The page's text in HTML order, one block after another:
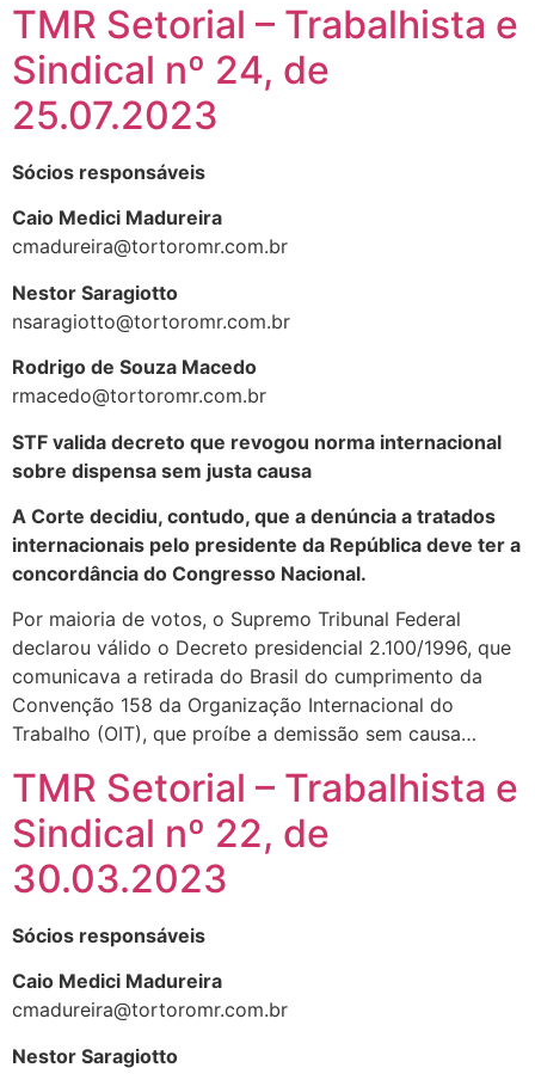
TMR Setorial – Trabalhista e
Sindical nº 24, de
25.07.2023
Sócios responsáveis
Caio Medici Madureira
cmadureira@tortoromr.com.br
Nestor Saragiotto
nsaragiotto@tortoromr.com.br
Rodrigo de Souza Macedo
rmacedo@tortoromr.com.br
STF valida decreto que revogou norma internacional
sobre dispensa sem justa causa
A Corte decidiu, contudo, que a denúncia a tratados
internacionais pelo presidente da República deve ter a
concordância do Congresso Nacional.
Por maioria de votos, o Supremo Tribunal Federal
declarou válido o Decreto presidencial 2.100/1996, que
comunicava a retirada do Brasil do cumprimento da
Convenção 158 da Organização Internacional do
Trabalho (OIT), que proíbe a demissão sem causa…
TMR Setorial – Trabalhista e
Sindical nº 22, de
30.03.2023
Sócios responsáveis
Caio Medici Madureira
cmadureira@tortoromr.com.br
Nestor Saragiotto